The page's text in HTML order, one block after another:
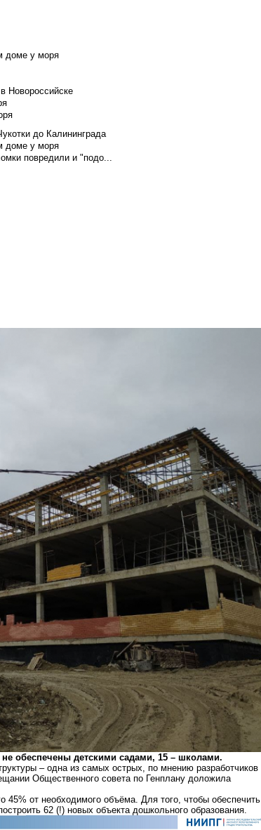
доме у моря
Новороссийске
до Калининграда
доме у моря
повредили и "подо...
обеспечены детскими садами, 15 – школами.
– одна из самых острых, по мнению разработчиков
Общественного совета по Генплану доложила
45% от необходимого объёма. Для того, чтобы обеспечить
62 (!) новых объекта дошкольного образования.